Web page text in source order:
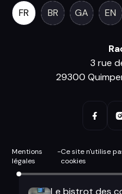
FR
BR GA EN
3 rue
29300
Mentions
légales
-Ce site n'utilise
cookies
Le bistrot des